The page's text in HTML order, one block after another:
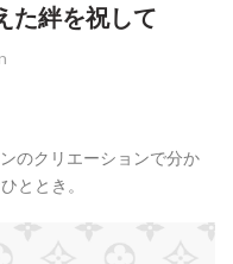
た絆を祝して
のクリエーションで分か
ととき。